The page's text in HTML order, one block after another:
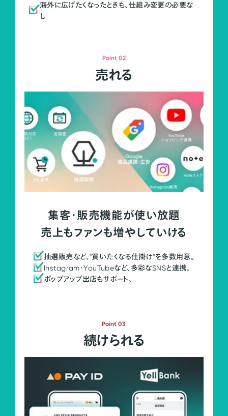
海外に広げたくなったときも、仕組み変更の必要な
し
Point 02
売れる
集客・販売機能が使い放題
売上もファンも増やしていける
抽選販売など、"買いたくなる仕掛け"を多数用意。
Instagram・YouTubeなど、多彩なSNSと連携。
ポップアップ出店もサポート。
Point 03
続けられる